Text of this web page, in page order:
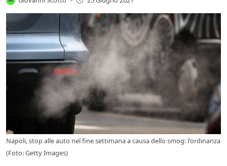
Napoli, stop alle auto nel fine settimana a causa dello smog: l'ordinanza
(Foto: Getty Images)